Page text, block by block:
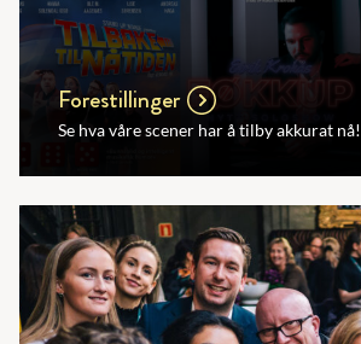
Forestillinger
Se hva våre scener har å tilby akkurat nå!